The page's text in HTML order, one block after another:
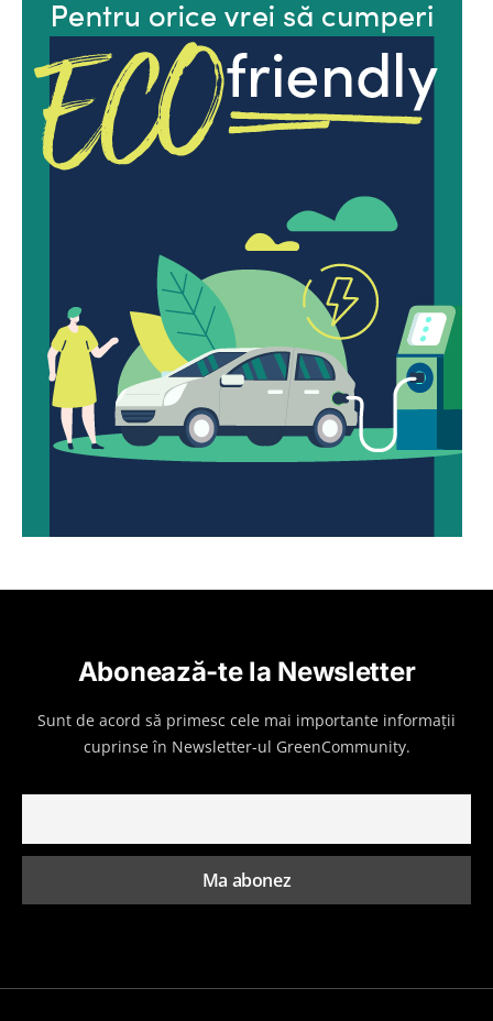
Abonează-te la Newsletter
Sunt de acord să primesc cele mai importante informații
cuprinse în Newsletter-ul GreenCommunity.